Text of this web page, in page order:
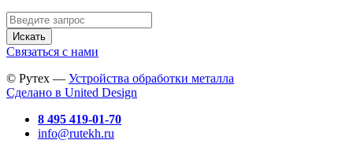
Искать
Связаться с нами
© Рутех — Устройства обработки металла
Сделано в United Design
8 495 419-01-70
info@rutekh.ru